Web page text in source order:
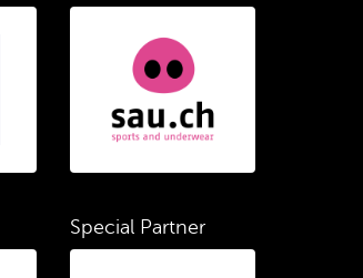
Special Partner